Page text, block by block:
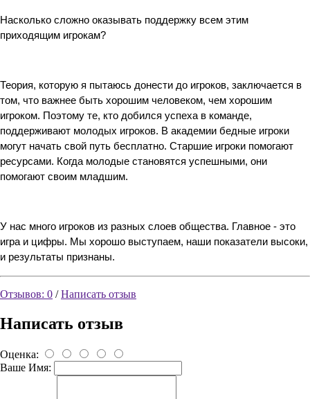
Насколько сложно оказывать поддержку всем этим
приходящим игрокам?
Теория, которую я пытаюсь донести до игроков, заключается в
том, что важнее быть хорошим человеком, чем хорошим
игроком. Поэтому те, кто добился успеха в команде,
поддерживают молодых игроков. В академии бедные игроки
могут начать свой путь бесплатно. Старшие игроки помогают
ресурсами. Когда молодые становятся успешными, они
помогают своим младшим.
У нас много игроков из разных слоев общества. Главное - это
игра и цифры. Мы хорошо выступаем, наши показатели высоки,
и результаты признаны.
Отзывов: 0 /Написать отзыв
Написать отзыв
Оценка:
Ваше Имя: